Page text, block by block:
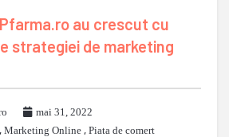
au crescut cu
strategiei de marketing
mai 31, 2022
, Marketing Online , Piata de comert